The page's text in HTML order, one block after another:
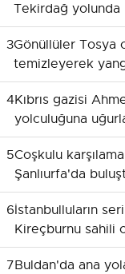
Tekirdağ
kuyruk
3Gönüllüler Tosya
temizleyerek
4Kıbrıs gazisi
yolculuğuna
5Coşkulu
Şanlıurfa'da
6İstanbulluların
Kireçburnu sahili
7Buldan'da ana